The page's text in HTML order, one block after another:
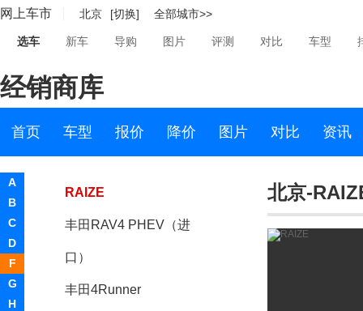
网上车市 北京 [切换] 全部城市>>
选车 新车 导购 图片 评测 对比 车型
经销商库
首页 车型 报价 降价 图片 对比 资讯
A
B
C
D
F
G
H
Gran Ace
丰田e-4me
丰田e-Trans
RAIZE
丰田RAV4 PHEV（进
口）
丰田4Runner
北京-